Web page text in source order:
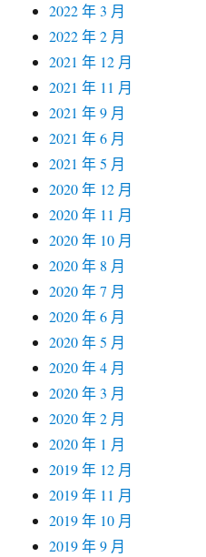
2022 年 3 月
2022 年 2 月
2021 年 12 月
2021 年 11 月
2021 年 9 月
2021 年 6 月
2021 年 5 月
2020 年 12 月
2020 年 11 月
2020 年 10 月
2020 年 8 月
2020 年 7 月
2020 年 6 月
2020 年 5 月
2020 年 4 月
2020 年 3 月
2020 年 2 月
2020 年 1 月
2019 年 12 月
2019 年 11 月
2019 年 10 月
2019 年 9 月